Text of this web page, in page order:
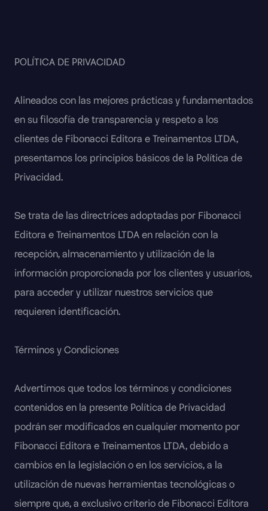
POLÍTICA DE PRIVACIDAD
Alineados con las mejores prácticas y fundamentados
en su filosofía de transparencia y respeto a los
clientes de Fibonacci Editora e Treinamentos LTDA,
presentamos los principios básicos de la Política de
Privacidad.
Se trata de las directrices adoptadas por Fibonacci
Editora e Treinamentos LTDA en relación con la
recepción, almacenamiento y utilización de la
información proporcionada por los clientes y usuarios,
para acceder y utilizar nuestros servicios que
requieren identificación.
Términos y Condiciones
Advertimos que todos los términos y condiciones
contenidos en la presente Política de Privacidad
podrán ser modificados en cualquier momento por
Fibonacci Editora e Treinamentos LTDA, debido a
cambios en la legislación o en los servicios, a la
utilización de nuevas herramientas tecnológicas o
siempre que, a exclusivo criterio de Fibonacci Editora